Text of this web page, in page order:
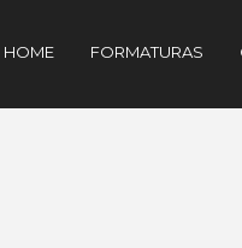
HOME FORMATURAS